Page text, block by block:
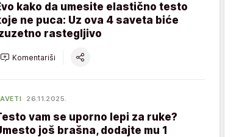
kako da umesite elastično testo
ne puca: Uz ova 4 saveta biće
rastegljivo
Komentariši
26.11.2025.
vam se uporno lepi za ruke?
još brašna, dodajte mu 1